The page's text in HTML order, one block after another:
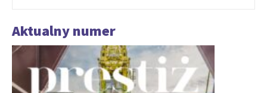
Aktualny numer